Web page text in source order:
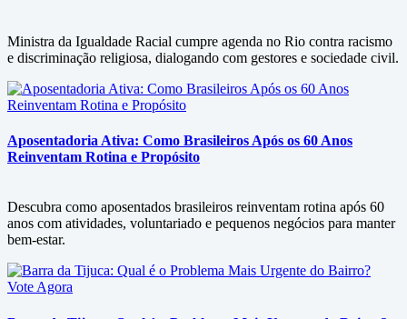
Ministra da Igualdade Racial cumpre agenda no Rio contra racismo
e discriminação religiosa, dialogando com gestores e sociedade civil.
Aposentadoria Ativa: Como Brasileiros Após os 60 Anos
Reinventam Rotina e Propósito
Descubra como aposentados brasileiros reinventam rotina após 60
anos com atividades, voluntariado e pequenos negócios para manter
bem-estar.